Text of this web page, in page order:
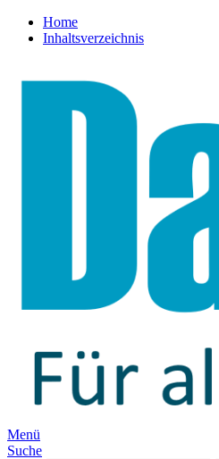
Home
Inhaltsverzeichnis
Menü
Suche